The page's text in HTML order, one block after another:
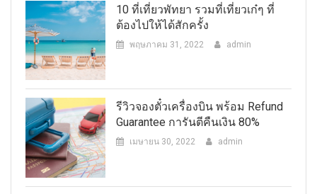
10 ที่เที่ยวพัทยา รวมที่เที่ยวเก๋ๆ ที่
ต้องไปให้ได้สักครั้ง
พฤษภาคม 31, 2022 admin
รีวิวจองตั๋วเครื่องบิน พร้อม Refund
Guarantee การันตีคืนเงิน 80%
เมษายน 30, 2022 admin